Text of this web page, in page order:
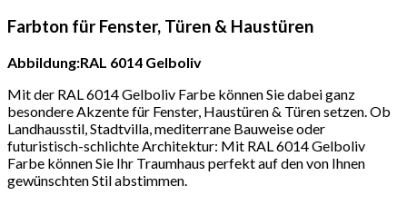
Farbton für Fenster, Türen & Haustüren
Abbildung:RAL 6014 Gelboliv
Mit der RAL 6014 Gelboliv Farbe können Sie dabei ganz
besondere Akzente für Fenster, Haustüren & Türen setzen. Ob
Landhausstil, Stadtvilla, mediterrane Bauweise oder
futuristisch-schlichte Architektur: Mit RAL 6014 Gelboliv
Farbe können Sie Ihr Traumhaus perfekt auf den von Ihnen
gewünschten Stil abstimmen.